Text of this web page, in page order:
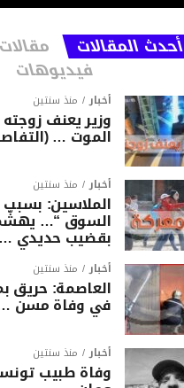
أحدث المقالات
فيديوهات
أخبار منذ سنتين
وزير يعنف
الموت …
أخبار منذ سنتين
الملاسين:
السوق “…
بقضيب حديدي …
أخبار منذ سنتين
العاصمة: حريق
في وفاة مسن …
أخبار منذ سنتين
وفاة طبيب